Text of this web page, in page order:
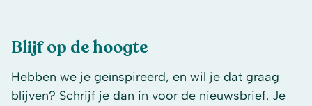
Blijf op de hoogte
Hebben we je geïnspireerd, en wil je dat graag
blijven? Schrijf je dan in voor de nieuwsbrief. Je